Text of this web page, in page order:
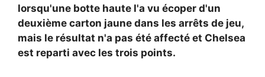
lorsqu'une botte haute l'a vu écoper d'un
deuxième carton jaune dans les arrêts de jeu,
mais le résultat n'a pas été affecté et Chelsea
est reparti avec les trois points.